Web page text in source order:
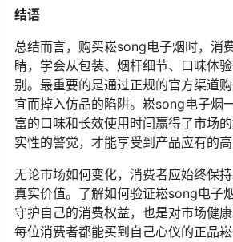
结语
总结而言，购买崧song电子烟时，消
睛，学会从包装、烟杆细节、口味体
别。最重要的是通过正规的官方渠道
宜而掉入仿品的陷阱。崧song电子烟
富的口味和长效使用时间赢得了市场
实性的警觉，才能享受到产品应有的高
无论市场如何变化，消费者应始终保
真实价值。了解如何验证崧song电子
守护自己的消费权益，也是对市场健
每位消费者都能买到自己心仪的正品